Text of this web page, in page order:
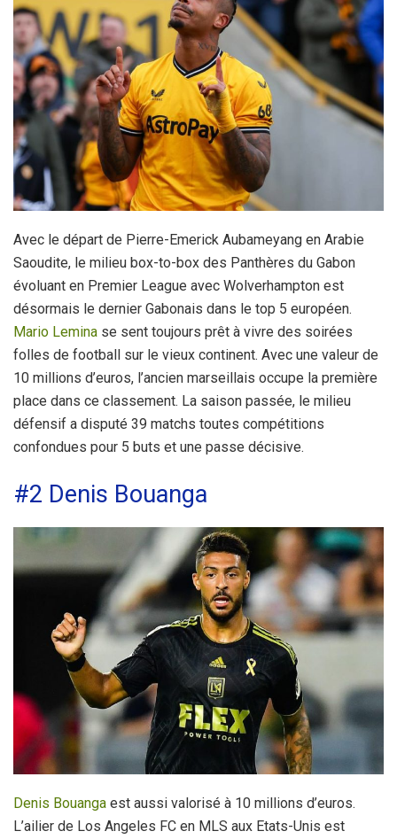
Avec le départ de Pierre-Emerick Aubameyang en Arabie
Saoudite, le milieu box-to-box des Panthères du Gabon
évoluant en Premier League avec Wolverhampton est
désormais le dernier Gabonais dans le top 5 européen.
Mario Lemina se sent toujours prêt à vivre des soirées
folles de football sur le vieux continent. Avec une valeur de
10 millions d’euros, l’ancien marseillais occupe la première
place dans ce classement. La saison passée, le milieu
défensif a disputé 39 matchs toutes compétitions
confondues pour 5 buts et une passe décisive.
#2 Denis Bouanga
Denis Bouanga est aussi valorisé à 10 millions d’euros.
L’ailier de Los Angeles FC en MLS aux Etats-Unis est